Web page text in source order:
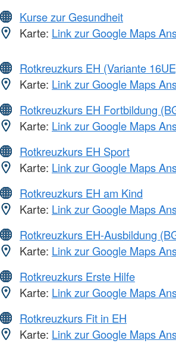
Kurse zur Gesundheit
Karte: Link zur Google Maps
Rotkreuzkurs EH (Variante
Karte: Link zur Google Maps
Rotkreuzkurs EH Fortbildung
Karte: Link zur Google Maps
Rotkreuzkurs EH Sport
Karte: Link zur Google Maps
Rotkreuzkurs EH am Kind
Karte: Link zur Google Maps
Rotkreuzkurs EH-Ausbildung
Karte: Link zur Google Maps
Rotkreuzkurs Erste Hilfe
Karte: Link zur Google Maps
Rotkreuzkurs Fit in EH
Karte: Link zur Google Maps